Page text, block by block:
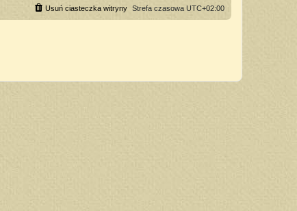
Strefa czasowa UTC+02:00
Usuń ciasteczka witryny